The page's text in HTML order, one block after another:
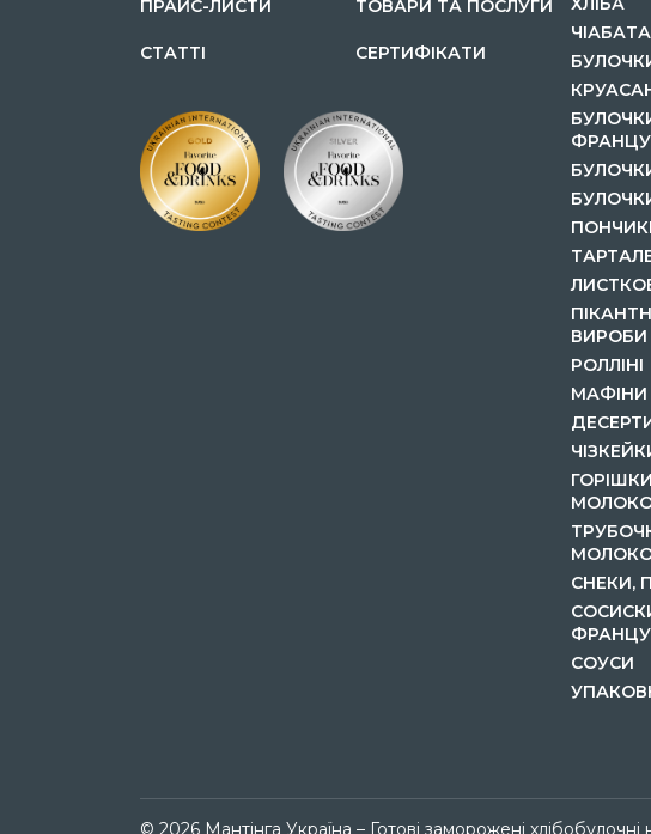
ПРАЙС-ЛИСТИ ТОВАРИ ТА ПОСЛУГИ
СТАТТІ СЕРТИФІКАТИ
ЧІАБАТА
ВИРОБИ
РОЛЛІНІ
МАФІНИ
СНЕКИ,
СОУСИ
© 2026 Мантінга Україна – Готові заморожені хлібобулочні